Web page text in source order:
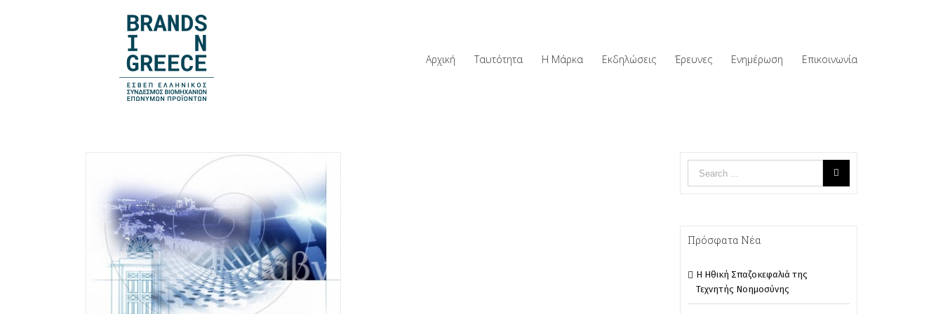
Αρχική Ταυτότητα Η Μάρκα Εκδηλώσεις Έρευνες Ενημέρωση Επικοινωνία
Πρόσφατα Νέα
Η Ηθική Σπαζοκεφαλιά της
Τεχνητής Νοημοσύνης